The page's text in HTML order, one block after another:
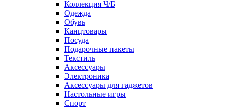
Коллекция Ч/Б
Одежда
Обувь
Канцтовары
Посуда
Подарочные пакеты
Текстиль
Аксессуары
Электроника
Аксессуары для гаджетов
Настольные игры
Спорт